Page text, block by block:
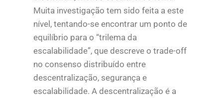
Muita investigação tem sido feita a este
nível, tentando-se encontrar um ponto de
equilíbrio para o “trilema da
escalabilidade”, que descreve o trade-off
no consenso distribuído entre
descentralização, segurança e
escalabilidade. A descentralização é a